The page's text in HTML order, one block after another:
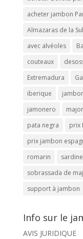
acheter jambon
Almazaras de la
avec alvéoles
couteaux
Extremadura
iberique
jamonero
pata negra
prix
prix jambon
romarin
sobrassada de
support à jambon
Info sur le
AVIS JURIDIQUE